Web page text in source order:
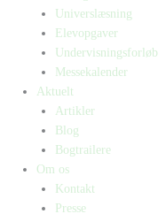
Universlæsning
Elevopgaver
Undervisningsforløb
Messekalender
Aktuelt
Artikler
Blog
Bogtrailere
Om os
Kontakt
Presse